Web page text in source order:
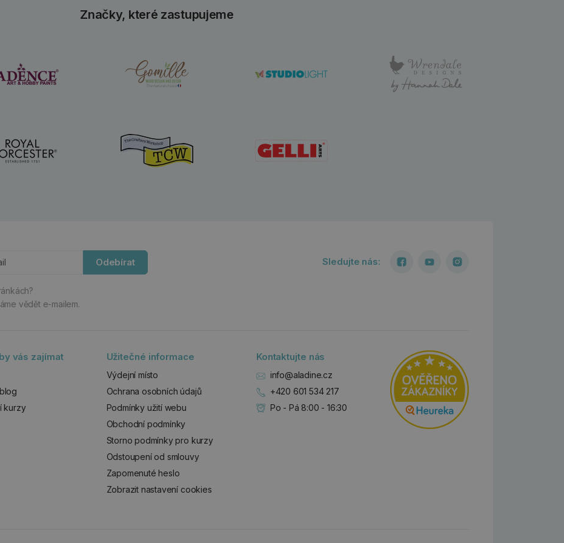
Značky, které zastupujeme
Odebírat
vědět e-mailem.
Sledujte nás:
vás zajímat
kurzy
Užitečné informace
Výdejní místo
Ochrana osobních údajů
Podmínky užití webu
Obchodní podmínky
Storno podmínky pro kurzy
Odstoupení od smlouvy
Zapomenuté heslo
Zobrazit nastavení cookies
Kontaktujte nás
info@aladine.cz
+420 601 534 217
Po - Pá 8:00 - 16:30